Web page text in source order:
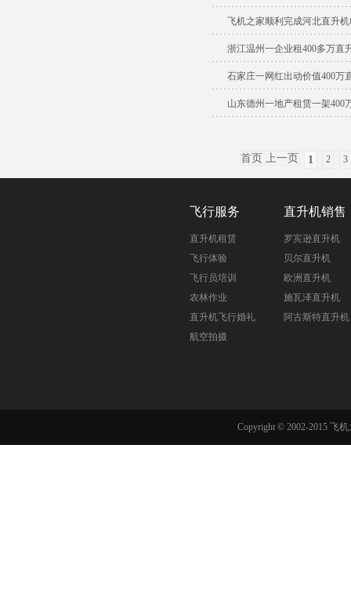
飞机之家顺利完成河北直升
浙江温州一企业租400多万直
石家庄一网红出动价值400万
山东德州一地产租赁一架400
首页 上一页 1 2 3
飞行服务
直升机租赁
飞行体验
飞行员培训
农林作业
直升机飞行婚礼
航空拍摄
直升机销售
罗宾逊直升机
贝尔直升机
欧洲直升机
施瓦泽直升机
阿古斯特直升机
Copyright © 2002-2015 飞